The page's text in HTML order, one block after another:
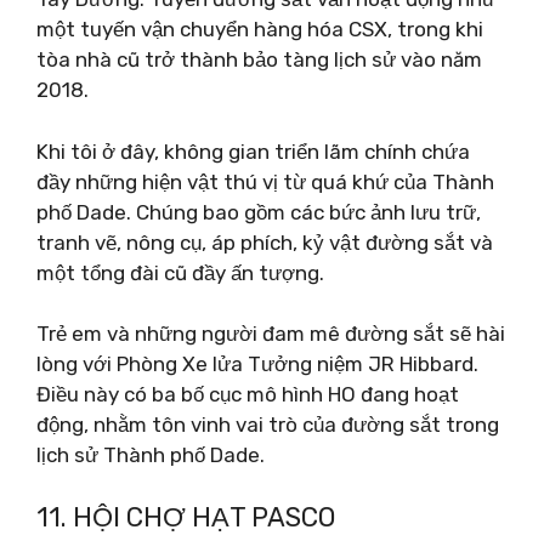
một tuyến vận chuyển hàng hóa CSX, trong khi
tòa nhà cũ trở thành bảo tàng lịch sử vào năm
2018.
Khi tôi ở đây, không gian triển lãm chính chứa
đầy những hiện vật thú vị từ quá khứ của Thành
phố Dade. Chúng bao gồm các bức ảnh lưu trữ,
tranh vẽ, nông cụ, áp phích, kỷ vật đường sắt và
một tổng đài cũ đầy ấn tượng.
Trẻ em và những người đam mê đường sắt sẽ hài
lòng với Phòng Xe lửa Tưởng niệm JR Hibbard.
Điều này có ba bố cục mô hình HO đang hoạt
động, nhằm tôn vinh vai trò của đường sắt trong
lịch sử Thành phố Dade.
11. HỘI CHỢ HẠT PASCO